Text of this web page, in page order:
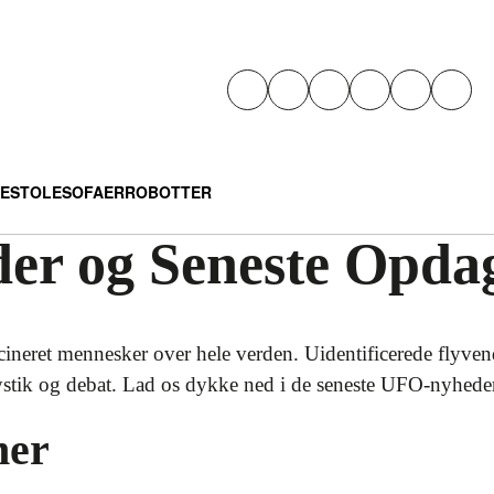
STOLESOFAERROBOTTER
og Seneste
mennesker over hele verden. Uidentificerede
og debat. Lad os dykke ned i de seneste UFO-